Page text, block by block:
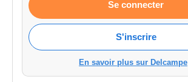
Se connecter
S'inscrire
En savoir plus sur Delcampe